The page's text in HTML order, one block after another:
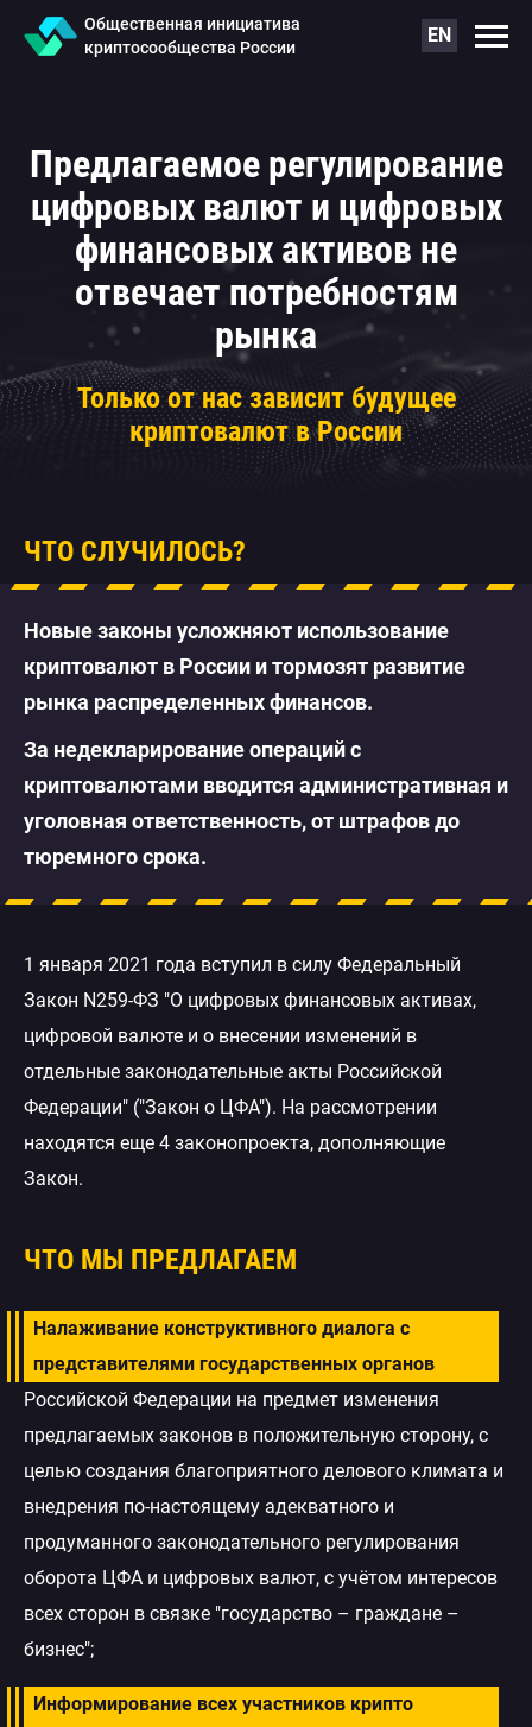
Общественная инициатива
криптосообщества России
EN
Предлагаемое регулирование
цифровых валют и цифровых
финансовых активов не
отвечает потребностям
рынка
Только от нас зависит будущее
криптовалют в России
ЧТО СЛУЧИЛОСЬ?
Новые законы усложняют использование
криптовалют в России и тормозят развитие
рынка распределенных финансов.
За недекларирование операций с
криптовалютами вводится административная и
уголовная ответственность, от штрафов до
тюремного срока.
1 января 2021 года вступил в силу Федеральный
Закон N259-ФЗ "О цифровых финансовых активах,
цифровой валюте и о внесении изменений в
отдельные законодательные акты Российской
Федерации" ("Закон о ЦФА"). На рассмотрении
находятся еще 4 законопроекта, дополняющие
Закон.
ЧТО МЫ ПРЕДЛАГАЕМ
Налаживание конструктивного диалога с
представителями государственных органов
Российской Федерации на предмет изменения
предлагаемых законов в положительную сторону, с
целью создания благоприятного делового климата и
внедрения по-настоящему адекватного и
продуманного законодательного регулирования
оборота ЦФА и цифровых валют, с учётом интересов
всех сторон в связке "государство – граждане –
бизнес";
Информирование всех участников крипто